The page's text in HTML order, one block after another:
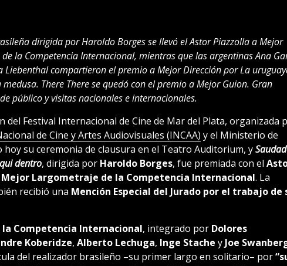
dirigida por Haroldo Borges se llevó el Astor Piazzolla a Mejor
la Competencia Internacional, mientras que las argentinas Ana
Liebenthal compartieron el premio a Mejor Dirección por La
There There se quedó con el premio a Mejor Guion. Gran
público y visitas nacionales e internacionales.
del Festival Internacional de Cine de Mar del Plata, organizada
de Cine y Artes Audiovisuales (INCAA) y el Ministerio de
hoy su ceremonia de clausura en el Teatro Auditorium, y
dentro, dirigida por Haroldo Borges, fue premiada con el
Largometraje de la Competencia Internacional. La
recibió una Mención Especial del Jurado por el trabajo de
la Competencia Internacional, integrado por Dolores
Koberidze, Alberto Lechuga, Inge Stache y Joe
del realizador brasileño –su primer largo en solitario– por